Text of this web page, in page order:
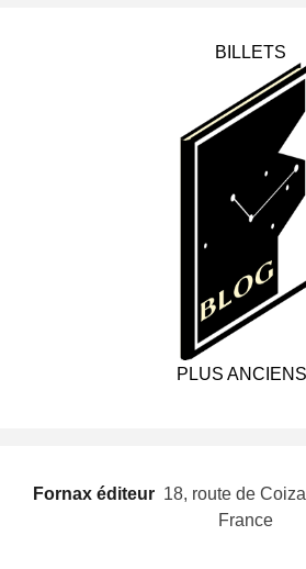
BILLETS
PLUS ANCIENS
Fornax éditeur  18, route de
France